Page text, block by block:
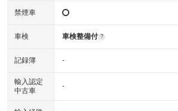
禁煙車
車検 車検整備付 ?
記録簿 -
輸入認定
中古車
-